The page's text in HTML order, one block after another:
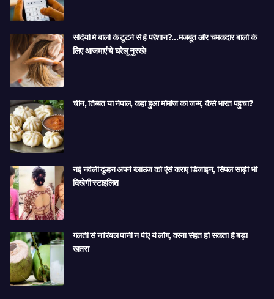
सर्दियों में बालों के टूटने से हैं परेशान?…मजबूत और चमकदार बालों के
लिए आजमाएं ये घरेलू नुस्खे!
चीन, तिब्बत या नेपाल, कहां हुआ मोमोज का जन्म, कैसे भारत पहुंचा?
नई नवेली दुल्हन अपने ब्लाउज को ऐसे कराएं डिजाइन, सिंपल साड़ी भी
दिखेगी स्टाइलिश
गलती से नारियल पानी न पीएं ये लोग, वरना सेहत हो सकता है बड़ा
खतरा